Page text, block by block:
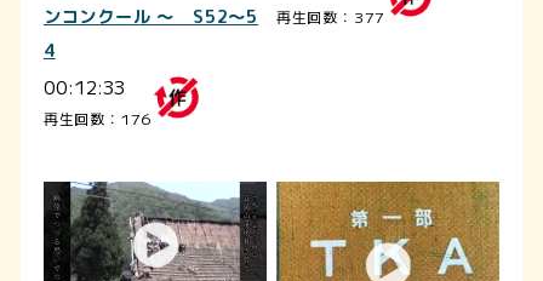
ンコンクール ～ S52～5
4
00:12:33
再生回数：176
再生回数：377